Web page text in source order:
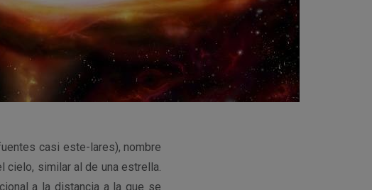
casi este- lares), nombre
cielo, similar al de una estrella.
a la distancia a laque se